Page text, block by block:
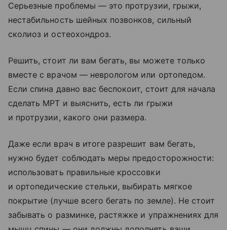
Серьезные проблемы — это протрузии, грыжи,
нестабильность шейных позвонков, сильный
сколиоз и остеохондроз.
Решить, стоит ли вам бегать, вы можете только
вместе с врачом — неврологом или ортопедом.
Если спина давно вас беспокоит, стоит для начала
сделать МРТ и выяснить, есть ли грыжи
и протрузии, какого они размера.
Даже если врач в итоге разрешит вам бегать,
нужно будет соблюдать меры предосторожности:
использовать правильные кроссовки
и ортопедические стельки, выбирать мягкое
покрытие (лучше всего бегать по земле). Не стоит
забывать о разминке, растяжке и упражнениях для